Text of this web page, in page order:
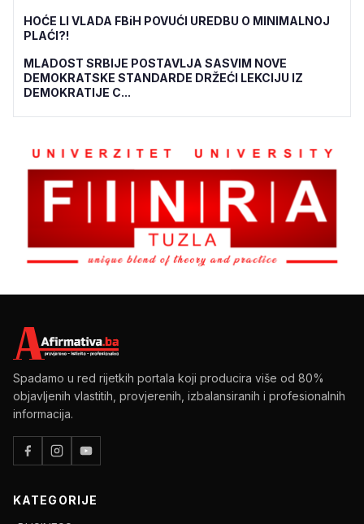
HOĆE LI VLADA FBiH POVUĆI UREDBU O MINIMALNOJ
PLAĆI?!
MLADOST SRBIJE POSTAVLJA SASVIM NOVE
DEMOKRATSKE STANDARDE DRŽEĆI LEKCIJU IZ
DEMOKRATIJE C...
Spadamo u red rijetkih portala koji producira više od 80%
objavljenih vlastitih, provjerenih, izbalansiranih i profesionalnih
informacija.
KATEGORIJE